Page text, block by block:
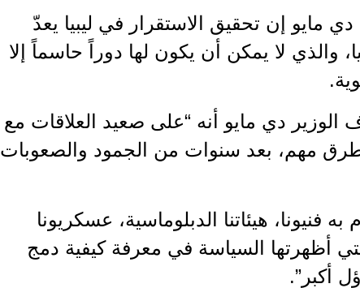
مايو إن تحقيق الاستقرار في ليبيا يعدّ
والذي لا يمكن أن يكون لها دوراً حاسماً إلا
دي مايو أنه “على صعيد العلاقات مع
طرق مهم، بعد سنوات من الجمود والصعوبات
فنيونا، هيئاتنا الدبلوماسية، عسكريونا
أظهرتها السياسة في معرفة كيفية دمج
أكبر”.